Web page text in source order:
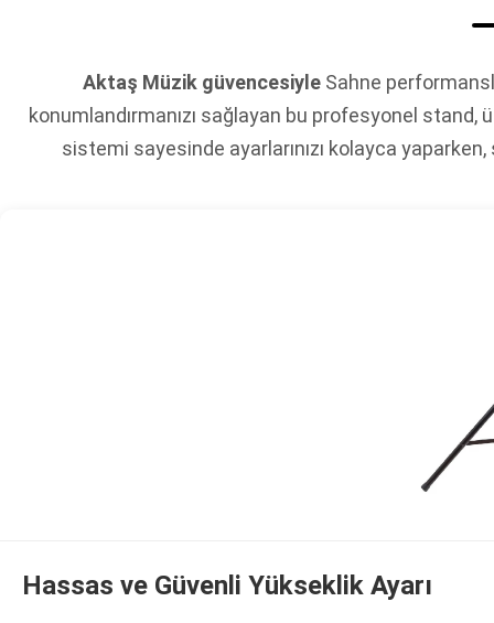
Aktaş Müzik güvencesiyleSahne
konumlandırmanızı sağlayan bu profesyonel stand,
sistemi sayesinde ayarlarınızı kolayca
Hassas ve Güvenli Yükseklik Ayarı